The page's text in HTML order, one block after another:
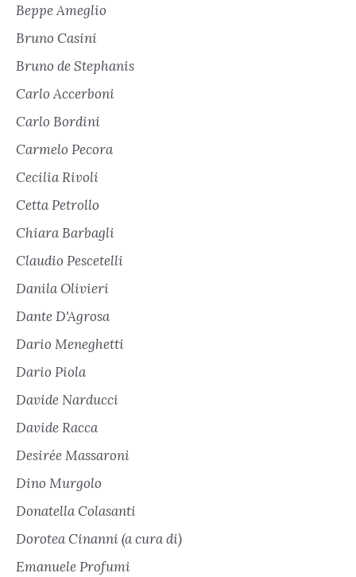
Beppe Ameglio
Bruno Casini
Bruno de Stephanis
Carlo Accerboni
Carlo Bordini
Carmelo Pecora
Cecilia Rivoli
Cetta Petrollo
Chiara Barbagli
Claudio Pescetelli
Danila Olivieri
Dante D'Agrosa
Dario Meneghetti
Dario Piola
Davide Narducci
Davide Racca
Desirée Massaroni
Dino Murgolo
Donatella Colasanti
Dorotea Cinanni (a cura di)
Emanuele Profumi